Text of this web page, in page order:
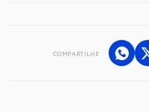
COMPARTILHE